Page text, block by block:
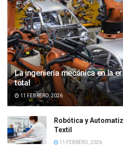
La ingeniería mecánica en la
total
11 FEBRERO, 2026
Robótica y
Textil
11 FEBRERO, 2026